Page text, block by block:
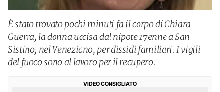
È stato trovato pochi minuti fa il corpo di Chiara
Guerra, la donna uccisa dal nipote 17enne a San
Sistino, nel Veneziano, per dissidi familiari. I vigili
del fuoco sono al lavoro per il recupero.
VIDEO CONSIGLIATO